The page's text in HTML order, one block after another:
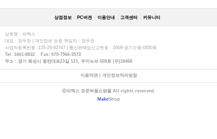
상점정보 PC버젼 이용안내 고객센터 커뮤니티
상호명 : 쉬멕스
대표 : 장우천 | 개인정보 보호 책임자 : 장우천
사업자등록번호 :135-26-92747 | 통신판매업신고번호 : 2009-경기수원-0550호
Tel: 1661-8832 Fax: 070-7966-3573
주소 : 경기 화성시 동탄대로23길 121, 우미뉴브 608호 (우)18468
이용약관| 개인정보처리방침
ⓒ쉬멕스 표준부품쇼핑몰 All rights reserved.
MakeShop